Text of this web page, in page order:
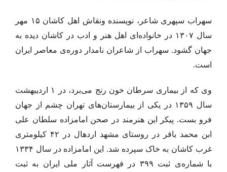
سهراب سپهری شاعر، نویسنده ونقاش اهل کاشان ۱۵ مهر
سال ۱۳۰۷ در خانواده‌ای اهل هنر و ادب در کاشان دیده به
جهان گشود. سهراب از شاعران نامدار دوره‌ی معاصر ایران
است.
وی که از بیماری سرطان خون رنج می‌برد، در ۱ اردیبهشت
سال ۱۳۵۹ در یکی از بیمارستان‌های تهران چشم از جهان
فرو بست. پیکر این هنرمند در صحن امامزاده سلطان علی
ابن محمد باقر در روستای مشهد اردهال در ۴۲ کیلومتری
غرب کاشان به خاک سپرده شد. این امامزاده در سال ۱۳۳۴
با شماره‌ی ثبت ۳۹۹ در فهرست آثار ملی ایران به ثبت